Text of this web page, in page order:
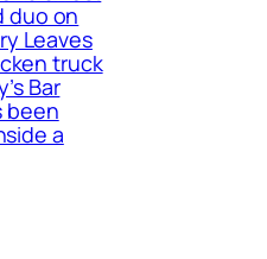
duo on
Leaves
truck
Bar
been
a